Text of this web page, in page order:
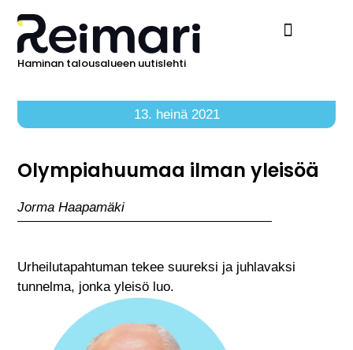
Haminan talousalueen uutislehti
13. heinä 2021
Olympiahuumaa ilman yleisöä
Jorma Haapamäki
Urheilutapahtuman tekee suureksi ja juhlavaksi
tunnelma, jonka yleisö luo.